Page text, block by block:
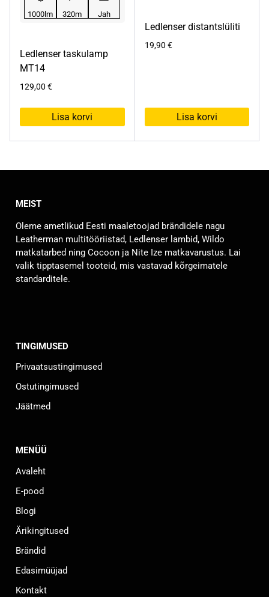
1000lm 320m Jah
Ledlenser taskulamp
MT14
129,00 €
Lisa korvi
Ledlenser distantslüliti
19,90 €
Lisa korvi
MEIST
Oleme ametlikud Eesti maaletoojad brändidele nagu
Leatherman multitööriistad, Ledlenser lambid, Wildo
matkatarbed ning Cocoon ja Nite Ize matkavarustus. Lai
valik tipptasemel tooteid, mis vastavad kõrgeimatele
standarditele.
TINGIMUSED
Privaatsustingimused
Ostutingimused
Jäätmed
MENÜÜ
Avaleht
E-pood
Blogi
Ärikingitused
Brändid
Edasimüüjad
Kontakt